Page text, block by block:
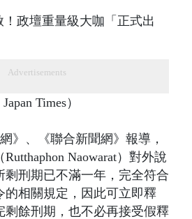
Advertisements
Times）
》、《聯合新聞網》報導，
Naowarat）對外說
剩刑期已不滿一年，完全符合
的相關規定，因此可立即釋
剩餘刑期，也不必再接受假釋